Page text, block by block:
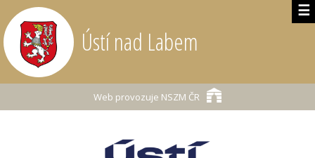
☰
Ústí nad Labem
Web provozuje NSZM ČR